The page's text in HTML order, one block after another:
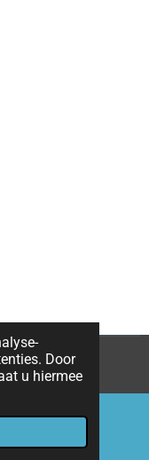
Door
u hiermee